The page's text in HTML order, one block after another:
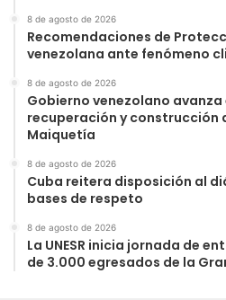
8 de agosto de 2026
Recomendaciones de
venezolana ante fenómeno
8 de agosto de 2026
Gobierno venezolano
recuperación y construcción
Maiquetía
8 de agosto de 2026
Cuba reitera disposición al
bases de respeto
8 de agosto de 2026
La UNESR inicia jornada de
de 3.000 egresados de la